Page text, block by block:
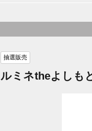
抽選販売
ルミネtheよしも